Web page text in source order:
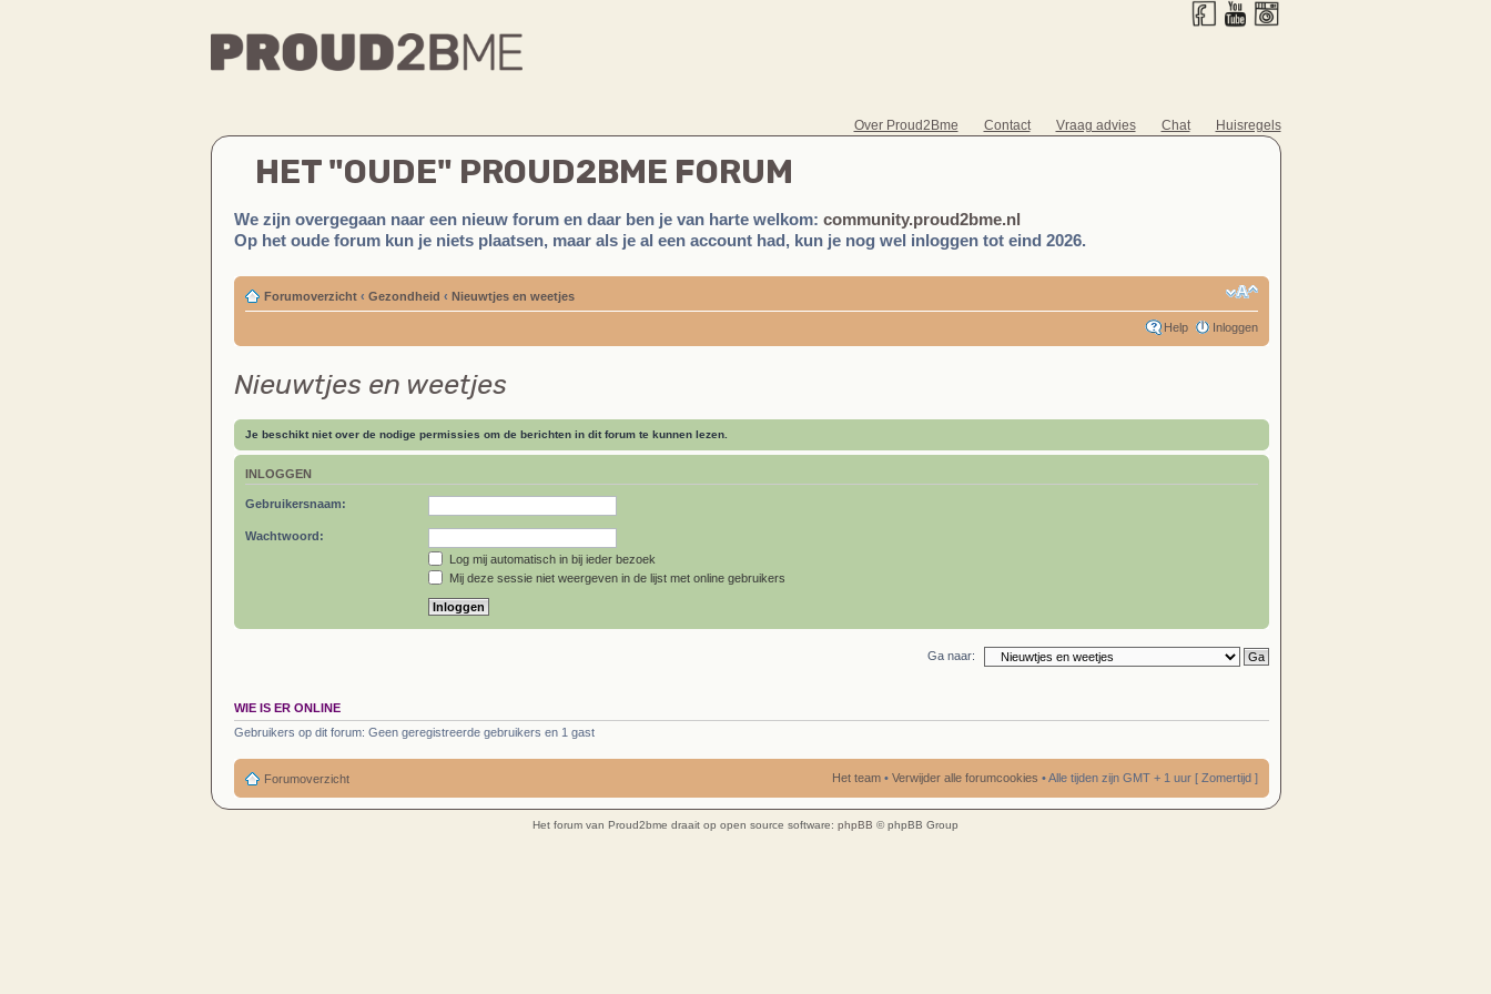
Over Proud2Bme Contact Vraag advies Chat Huisregels
HET "OUDE" PROUD2BME FORUM
We zijn overgegaan naar een nieuw forum en daar ben je van harte welkom: community.proud2bme.nl
Op het oude forum kun je niets plaatsen, maar als je al een account had, kun je nog wel inloggen tot eind 2026.
Forumoverzicht ‹ Gezondheid ‹ Nieuwtjes en weetjes
Help Inloggen
Nieuwtjes en weetjes
Je beschikt niet over de nodige permissies om de berichten in dit forum te kunnen lezen.
INLOGGEN
Gebruikersnaam:
Wachtwoord:
Log mij automatisch in bij ieder bezoek
Mij deze sessie niet weergeven in de lijst met online gebruikers
Ga naar:
WIE IS ER ONLINE
Gebruikers op dit forum: Geen geregistreerde gebruikers en 1 gast
Forumoverzicht Het team• Verwijder alle forumcookies • Alle tijden zijn GMT + 1 uur [ Zomertijd ]
Het forum van Proud2bme draait op open source software: phpBB © phpBB Group